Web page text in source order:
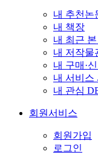
내 추천논
내 책장
내 최근
내 저작물
내 구매·
내 서비스
내 관심
회원서비스
회원가입
로그인